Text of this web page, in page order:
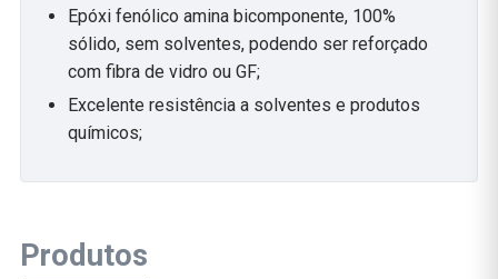
Epóxi fenólico amina bicomponente, 100%
sólido, sem solventes, podendo ser reforçado
com fibra de vidro ou GF;
Excelente resistência a solventes e produtos
químicos;
Produtos